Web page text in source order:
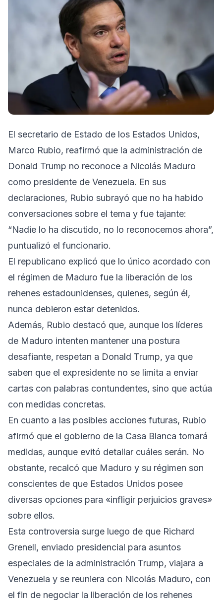
El secretario de Estado de los Estados Unidos,
Marco Rubio, reafirmó que la administración de
Donald Trump no reconoce a Nicolás Maduro
como presidente de Venezuela. En sus
declaraciones, Rubio subrayó que no ha habido
conversaciones sobre el tema y fue tajante:
“Nadie lo ha discutido, no lo reconocemos ahora”,
puntualizó el funcionario.
El republicano explicó que lo único acordado con
el régimen de Maduro fue la liberación de los
rehenes estadounidenses, quienes, según él,
nunca debieron estar detenidos.
Además, Rubio destacó que, aunque los líderes
de Maduro intenten mantener una postura
desafiante, respetan a Donald Trump, ya que
saben que el expresidente no se limita a enviar
cartas con palabras contundentes, sino que actúa
con medidas concretas.
En cuanto a las posibles acciones futuras, Rubio
afirmó que el gobierno de la Casa Blanca tomará
medidas, aunque evitó detallar cuáles serán. No
obstante, recalcó que Maduro y su régimen son
conscientes de que Estados Unidos posee
diversas opciones para «infligir perjuicios graves»
sobre ellos.
Esta controversia surge luego de que Richard
Grenell, enviado presidencial para asuntos
especiales de la administración Trump, viajara a
Venezuela y se reuniera con Nicolás Maduro, con
el fin de negociar la liberación de los rehenes